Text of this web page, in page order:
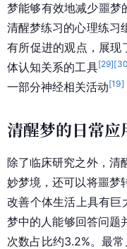
梦能够有效地减少噩梦
清醒梦练习的心理练习
有所促进的观点，展现
体认知关系的工具[29][
一部分神经相关活动[19]
清醒梦的日常应
除了临床研究之外，清
妙梦境，还可以将噩梦
改善个体生活上具有巨
梦中的人能够回答问题
次数占比约3.2%。最